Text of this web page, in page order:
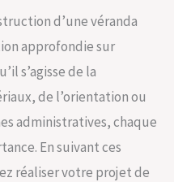
d’une véranda
approfondie sur
s’agisse de la
de l’orientation ou
administratives, chaque
En suivant ces
réaliser votre projet de